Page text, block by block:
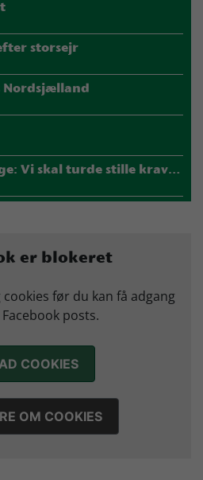
storsejr
Nordsjælland
Carlén efter første uge: Vi skal turde stille krav til hinanden
til HØJ Elite
er blokeret
før du kan få adgang
posts.
COOKIES
OM COOKIES